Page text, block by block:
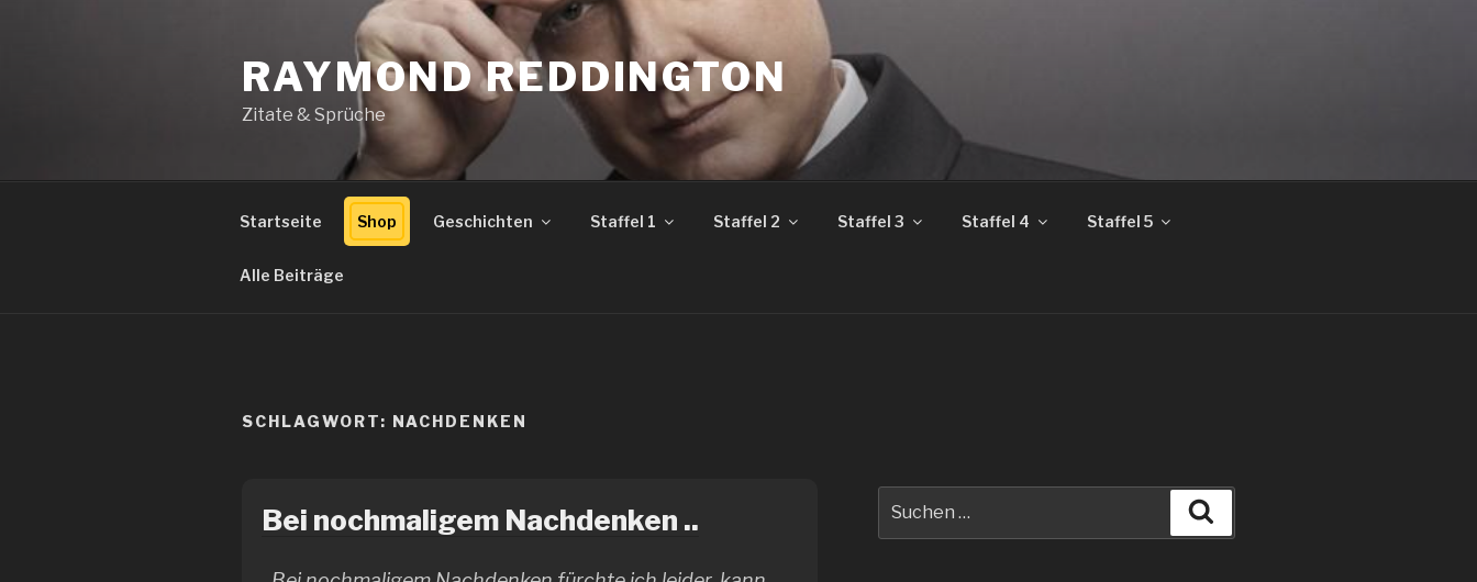
RAYMOND REDDINGTON
Zitate & Sprüche
Startseite Shop Geschichten Staffel 1 Staffel 2 Staffel 3 Staffel 4 Staffel 5
Alle Beiträge
SCHLAGWORT: NACHDENKEN
Bei nochmaligem Nachdenken ..
nach: